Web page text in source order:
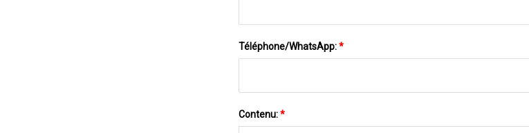
Téléphone/WhatsApp:*
Contenu:*